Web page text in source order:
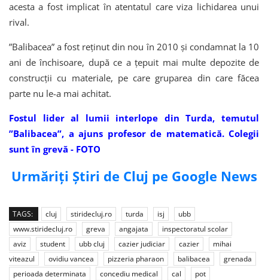
acesta a fost implicat în atentatul care viza lichidarea unui
rival.
”Balibacea” a fost reținut din nou în 2010 și condamnat la 10
ani de închisoare, după ce a țepuit mai multe depozite de
construcții cu materiale, pe care gruparea din care făcea
parte nu le-a mai achitat.
Fostul lider al lumii interlope din Turda, temutul
”Balibacea”, a ajuns profesor de matematică. Colegii
sunt în grevă - FOTO
Urmăriți Știri de Cluj pe Google News
TAGS: cluj stiridecluj.ro turda isj
ubb
www.stiridecluj.ro
greva angajata
inspectoratul scolar
aviz
student ubb cluj cazier judiciar cazier
mihai
viteazul
ovidiu vancea pizzeria pharaon balibacea
grenada
perioada determinata
concediu medical cal pot